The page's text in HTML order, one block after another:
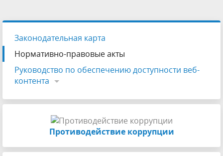
Законодательная карта
Нормативно-правовые акты
Руководство по обеспечению доступности веб-
контента
Противодействие коррупции